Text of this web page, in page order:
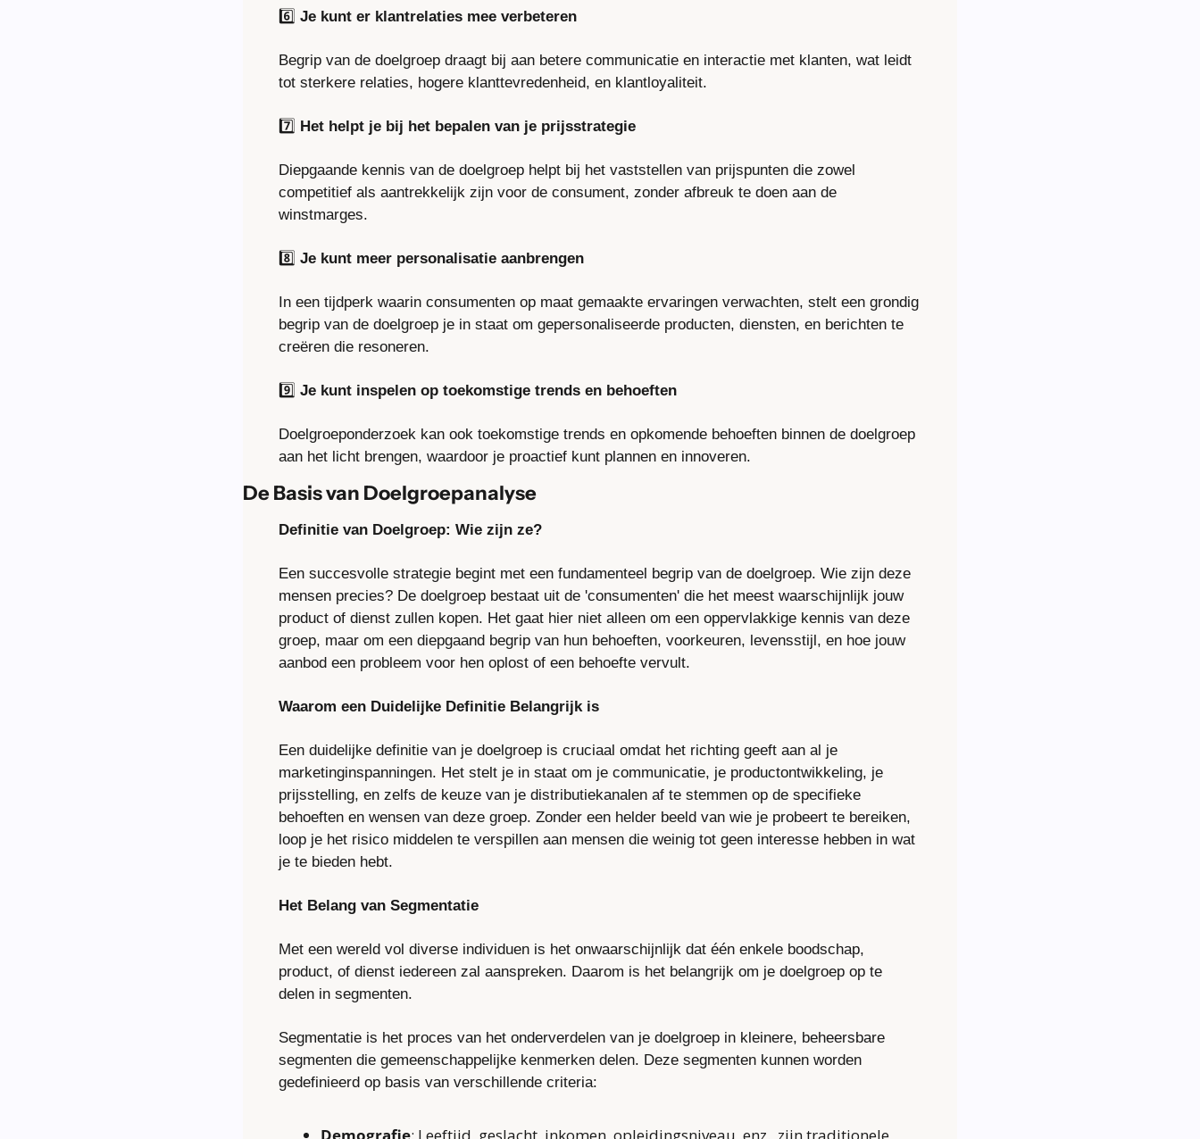
6️⃣ Je kunt er klantrelaties mee verbeteren
Begrip van de doelgroep draagt bij aan betere communicatie en interactie met klanten, wat leidt
tot sterkere relaties, hogere klanttevredenheid, en klantloyaliteit.
7️⃣ Het helpt je bij het bepalen van je prijsstrategie
Diepgaande kennis van de doelgroep helpt bij het vaststellen van prijspunten die zowel
competitief als aantrekkelijk zijn voor de consument, zonder afbreuk te doen aan de
winstmarges.
8️⃣ Je kunt meer personalisatie aanbrengen
In een tijdperk waarin consumenten op maat gemaakte ervaringen verwachten, stelt een grondig
begrip van de doelgroep je in staat om gepersonaliseerde producten, diensten, en berichten te
creëren die resoneren.
9️⃣ Je kunt inspelen op toekomstige trends en behoeften
Doelgroeponderzoek kan ook toekomstige trends en opkomende behoeften binnen de doelgroep
aan het licht brengen, waardoor je proactief kunt plannen en innoveren.
De Basis van Doelgroepanalyse
Definitie van Doelgroep: Wie zijn ze?
Een succesvolle strategie begint met een fundamenteel begrip van de doelgroep. Wie zijn deze
mensen precies? De doelgroep bestaat uit de 'consumenten' die het meest waarschijnlijk jouw
product of dienst zullen kopen. Het gaat hier niet alleen om een oppervlakkige kennis van deze
groep, maar om een diepgaand begrip van hun behoeften, voorkeuren, levensstijl, en hoe jouw
aanbod een probleem voor hen oplost of een behoefte vervult.
Waarom een Duidelijke Definitie Belangrijk is
Een duidelijke definitie van je doelgroep is cruciaal omdat het richting geeft aan al je
marketinginspanningen. Het stelt je in staat om je communicatie, je productontwikkeling, je
prijsstelling, en zelfs de keuze van je distributiekanalen af te stemmen op de specifieke
behoeften en wensen van deze groep. Zonder een helder beeld van wie je probeert te bereiken,
loop je het risico middelen te verspillen aan mensen die weinig tot geen interesse hebben in wat
je te bieden hebt.
Het Belang van Segmentatie
Met een wereld vol diverse individuen is het onwaarschijnlijk dat één enkele boodschap,
product, of dienst iedereen zal aanspreken. Daarom is het belangrijk om je doelgroep op te
delen in segmenten.
Segmentatie is het proces van het onderverdelen van je doelgroep in kleinere, beheersbare
segmenten die gemeenschappelijke kenmerken delen. Deze segmenten kunnen worden
gedefinieerd op basis van verschillende criteria: